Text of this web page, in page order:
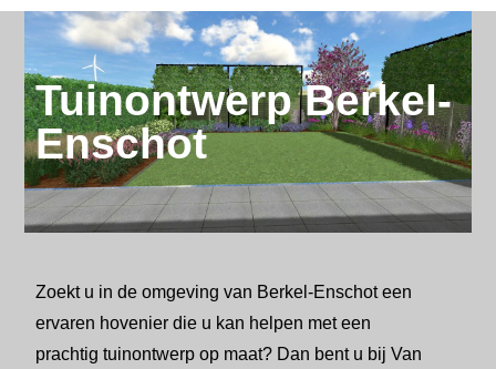
Tuinontwerp Berkel-
Enschot
Zoekt u in de omgeving van Berkel-Enschot een
ervaren hovenier die u kan helpen met een
prachtig tuinontwerp op maat? Dan bent u bij Van